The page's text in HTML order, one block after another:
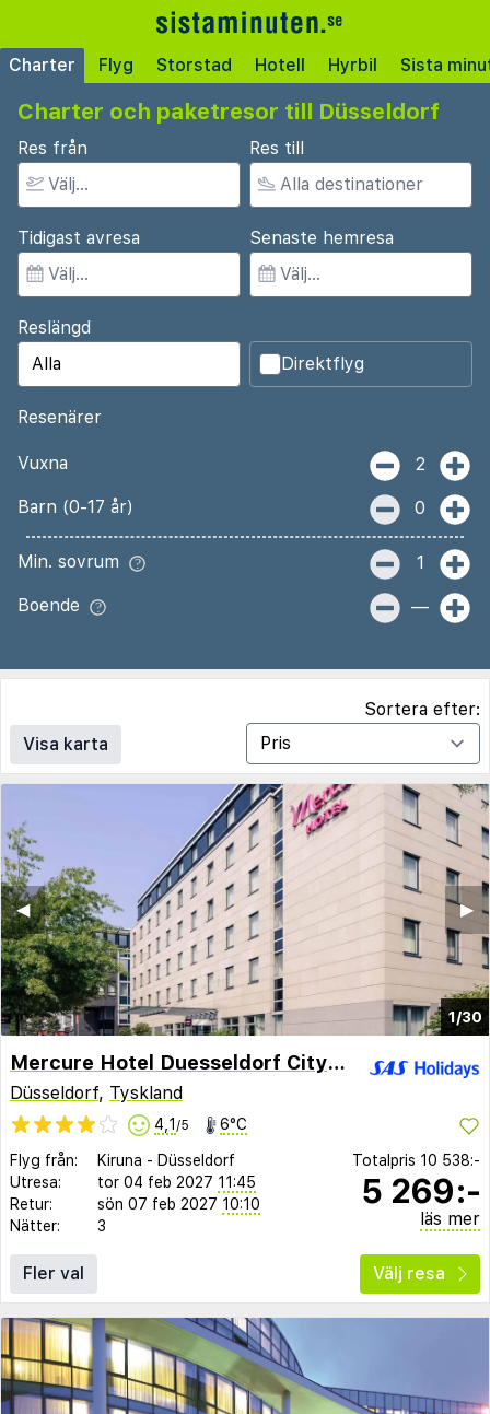
Charter Flyg Storstad Hotell Hyrbil Sista
Charter och paketresor till Düsseldorf
Res från Res till
Tidigast avresa Senaste hemresa
Reslängd
Direktflyg
Resenärer
Vuxna 2
Barn (0-17 år) 0
Min. sovrum 1
Boende —
Visa karta
Sortera efter:
1/30
▶︎
◀︎
Mercure Hotel Duesseldorf City Nord
Düsseldorf, Tyskland
4,1 /5 6°C
Flyg från: Kiruna - Düsseldorf
Utresa:
tor 04 feb 2027 11:45
Retur:
sön 07 feb 2027 10:10
Nätter:
3
Totalpris 10 538:-
5 269:-
läs mer
Fler val Välj resa